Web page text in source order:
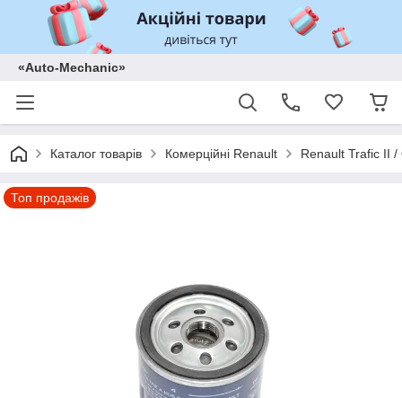
«Auto-Mechanic»
Каталог товарів Комерційні Renault Renault Trafic II
Топ продажів